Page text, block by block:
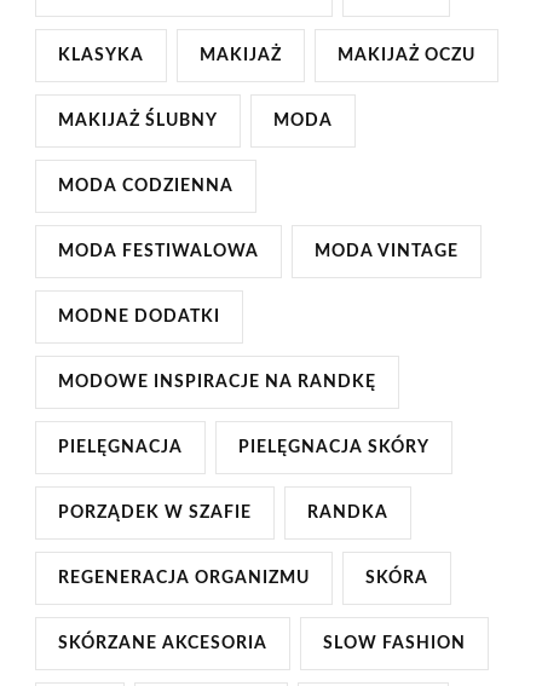
KLASYKA MAKIJAŻ MAKIJAŻ OCZU
MAKIJAŻ ŚLUBNY MODA
MODA CODZIENNA
MODA FESTIWALOWA MODA VINTAGE
MODNE DODATKI
MODOWE INSPIRACJE NA RANDKĘ
PIELĘGNACJA PIELĘGNACJA SKÓRY
PORZĄDEK W SZAFIE RANDKA
REGENERACJA ORGANIZMU SKÓRA
SKÓRZANE AKCESORIA SLOW FASHION